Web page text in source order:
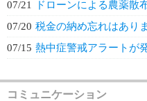
07/21
ドローンによる農薬散
07/20 税金の納め忘れはあり
07/15 熱中症警戒アラートが
コミュニケーション